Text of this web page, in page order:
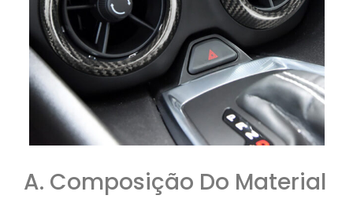
A. Composição Do Material